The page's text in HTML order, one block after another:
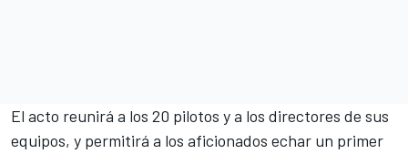
El acto reunirá a los 20 pilotos y a los directores de sus
equipos, y permitirá a los aficionados echar un primer